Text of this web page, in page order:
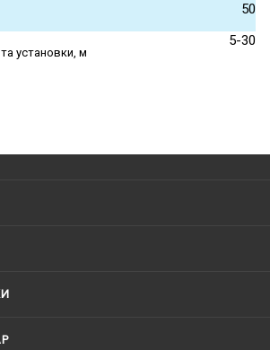
50
установки, м
5-30